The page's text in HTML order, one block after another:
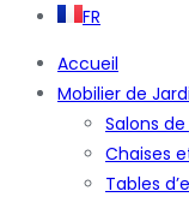
FR
Accueil
Mobilier de
Salons
Chaises
Tables